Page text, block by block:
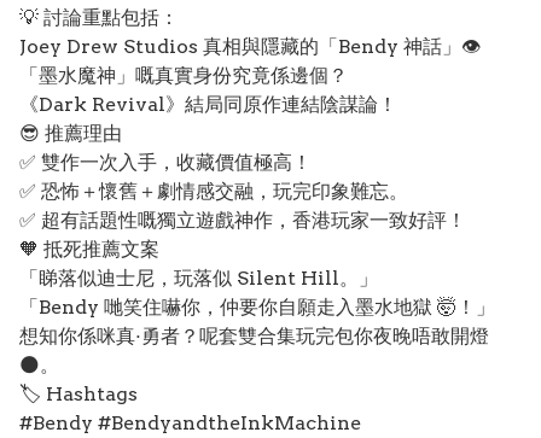
💡 討論重點包括：
Joey Drew Studios 真相與隱藏的「Bendy 神話」👁️
「墨水魔神」嘅真實身份究竟係邊個？
《Dark Revival》結局同原作連結陰謀論！
😎 推薦理由
✅ 雙作一次入手，收藏價值極高！
✅ 恐怖＋懷舊＋劇情感交融，玩完印象難忘。
✅ 超有話題性嘅獨立遊戲神作，香港玩家一致好評！
🧡 抵死推薦文案
「睇落似迪士尼，玩落似 Silent Hill。」
「Bendy 哋笑住嚇你，仲要你自願走入墨水地獄 🤯！」
想知你係咪真·勇者？呢套雙合集玩完包你夜晚唔敢開燈
🌑。
🏷️ Hashtags
#Bendy #BendyandtheInkMachine